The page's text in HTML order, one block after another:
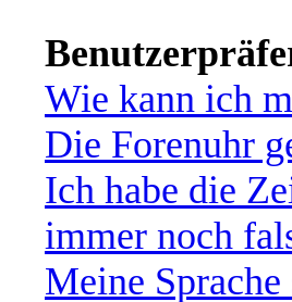
Wie kann ich
Die Forenuhr
Ich habe die
immer noch
Meine